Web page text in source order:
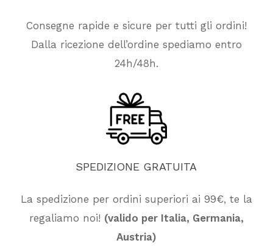
Nessun prodotto nel carrello.
Vai Al Negozio
Consegne rapide e sicure per tutti gli ordini!
Dalla ricezione dell’ordine spediamo entro
24h/48h.
SPEDIZIONE GRATUITA
La spedizione per ordini superiori ai 99€, te la
regaliamo noi! (valido per Italia, Germania,
Austria)